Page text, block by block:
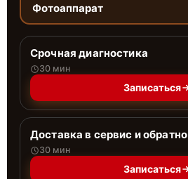
Фотоаппарат
Срочная диагностика
30 мин
Записаться
Доставка в сервис и обратно
30 мин
Записаться